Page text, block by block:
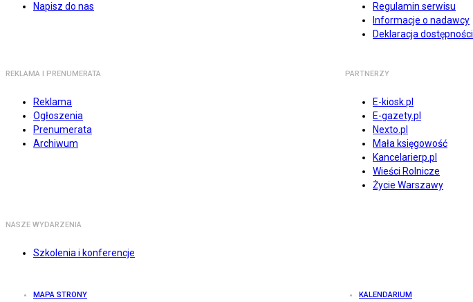
Napisz do nas
Regulamin serwisu
Informacje o nadawcy
Deklaracja dostępności
REKLAMA I PRENUMERATA
Reklama
Ogłoszenia
Prenumerata
Archiwum
PARTNERZY
E-kiosk.pl
E-gazety.pl
Nexto.pl
Mała księgowość
Kancelarierp.pl
Wieści Rolnicze
Życie Warszawy
NASZE WYDARZENIA
Szkolenia i konferencje
MAPA STRONY KALENDARIUM